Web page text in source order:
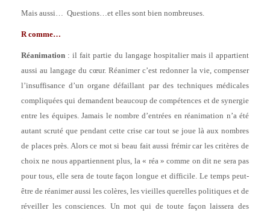
Mais aussi… Questions…et elles sont bien nombreuses.
R comme…
Réanimation : il fait partie du langage hospitalier mais il appartient
aussi au langage du cœur. Réanimer c’est redonner la vie, compenser
l’insuffisance d’un organe défaillant par des techniques médicales
compliquées qui demandent beaucoup de compétences et de synergie
entre les équipes. Jamais le nombre d’entrées en réanimation n’a été
autant scruté que pendant cette crise car tout se joue là aux nombres
de places près. Alors ce mot si beau fait aussi frémir car les critères de
choix ne nous appartiennent plus, la « réa » comme on dit ne sera pas
pour tous, elle sera de toute façon longue et difficile. Le temps peut-
être de réanimer aussi les colères, les vieilles querelles politiques et de
réveiller les consciences. Un mot qui de toute façon laissera des